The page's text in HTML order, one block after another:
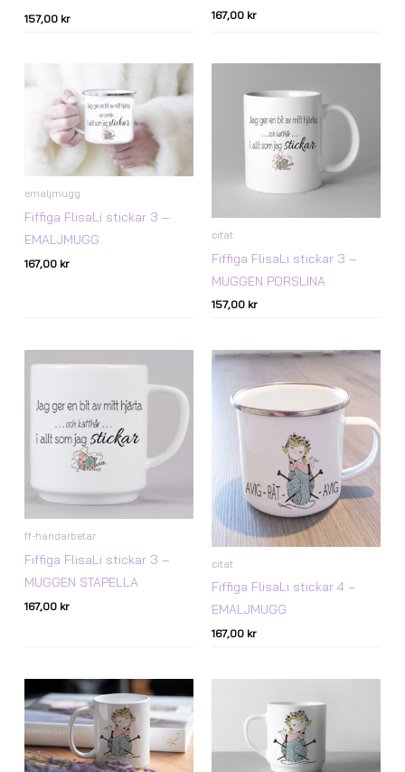
157,00 kr 167,00 kr
emaljmugg
Fiffiga FlisaLi stickar 3 –
EMALJMUGG
167,00 kr
citat
Fiffiga FlisaLi stickar 3 –
MUGGEN PORSLINA
157,00 kr
ff-handarbetar
Fiffiga FlisaLi stickar 3 –
MUGGEN STAPELLA
167,00 kr
citat
Fiffiga FlisaLi stickar 4 –
EMALJMUGG
167,00 kr